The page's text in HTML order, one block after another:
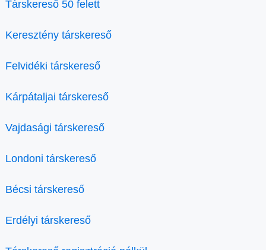
Társkereső 50 felett
Keresztény társkereső
Felvidéki társkereső
Kárpátaljai társkereső
Vajdasági társkereső
Londoni társkereső
Bécsi társkereső
Erdélyi társkereső